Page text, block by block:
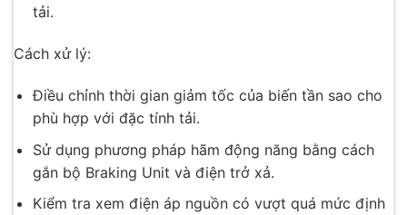
tải.
Cách xử lý:
Điều chỉnh thời gian giảm tốc của biến tần sao cho
phù hợp với đặc tính tải.
Sử dụng phương pháp hãm động năng bằng cách
gắn bộ Braking Unit và điện trở xả.
Kiểm tra xem điện áp nguồn có vượt quá mức định